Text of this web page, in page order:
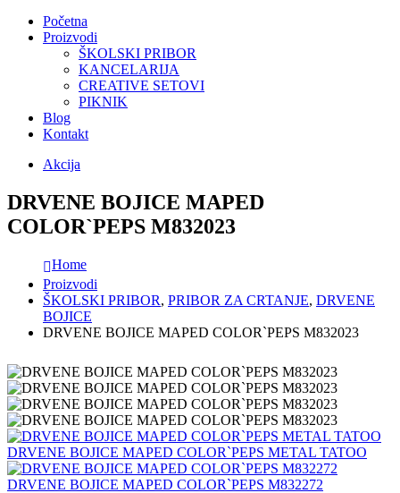
Početna
Proizvodi
ŠKOLSKI PRIBOR
KANCELARIJA
CREATIVE SETOVI
PIKNIK
Blog
Kontakt
Akcija
DRVENE BOJICE MAPED
COLOR`PEPS M832023
Home
Proizvodi
ŠKOLSKI PRIBOR, PRIBOR ZA CRTANJE, DRVENE
BOJICE
DRVENE BOJICE MAPED COLOR`PEPS M832023
DRVENE BOJICE MAPED COLOR`PEPS METAL TATOO
DRVENE BOJICE MAPED COLOR`PEPS M832272